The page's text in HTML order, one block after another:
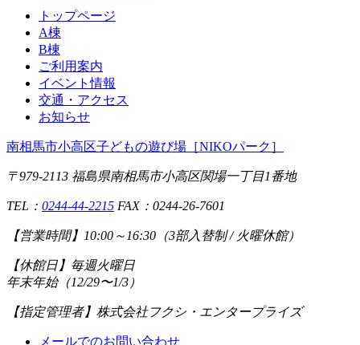
トップページ
A棟
B棟
ご利用案内
イベント情報
交通・アクセス
お知らせ
南相馬市小高区子どもの遊び場 ［NIKOパーク］
〒979-2113 福島県南相馬市小高区関場一丁目1番地
TEL： 0244-44-2215 FAX：0244-26-7601
【営業時間】 10:00～16:30（3部入替制 / 火曜休館）
【休館日】 毎週火曜日
年末年始（12/29〜1/3）
【指定管理者】 株式会社フクシ・エンタープライズ
メールでのお問い合わせ